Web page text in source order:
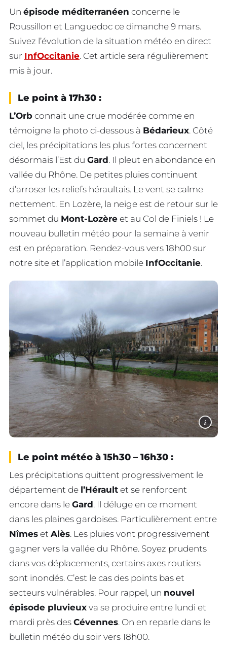
Un épisode méditerranéen concerne le
Roussillon et Languedoc ce dimanche 9 mars.
Suivez l’évolution de la situation météo en direct
sur InfOccitanie. Cet article sera régulièrement
mis à jour.
Le point à 17h30 :
L’Orb connait une crue modérée comme en
témoigne la photo ci-dessous à Bédarieux. Côté
ciel, les précipitations les plus fortes concernent
désormais l’Est du Gard. Il pleut en abondance en
vallée du Rhône. De petites pluies continuent
d’arroser les reliefs héraultais. Le vent se calme
nettement. En Lozère, la neige est de retour sur le
sommet du Mont-Lozère et au Col de Finiels ! Le
nouveau bulletin météo pour la semaine à venir
est en préparation. Rendez-vous vers 18h00 sur
notre site et l’application mobile InfOccitanie.
i
Le point météo à 15h30 – 16h30 :
Les précipitations quittent progressivement le
département de l’Hérault et se renforcent
encore dans le Gard. Il déluge en ce moment
dans les plaines gardoises. Particulièrement entre
Nîmes et Alès. Les pluies vont progressivement
gagner vers la vallée du Rhône. Soyez prudents
dans vos déplacements, certains axes routiers
sont inondés. C’est le cas des points bas et
secteurs vulnérables. Pour rappel, un nouvel
épisode pluvieux va se produire entre lundi et
mardi près des Cévennes. On en reparle dans le
bulletin météo du soir vers 18h00.